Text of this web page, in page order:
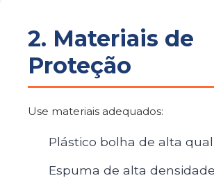
2. Materiais de
Proteção
Use materiais adequados:
Plástico bolha de alta
Espuma de alta densidade